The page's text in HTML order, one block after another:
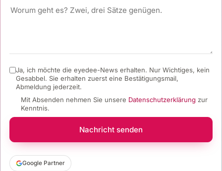
Ja, ich möchte die eyedee-News erhalten. Nur Wichtiges, kein
Gesabbel. Sie erhalten zuerst eine Bestätigungsmail,
Abmeldung jederzeit.
Mit Absenden nehmen Sie unsere Datenschutzerklärung zur
Kenntnis.
Nachricht senden
Google Partner